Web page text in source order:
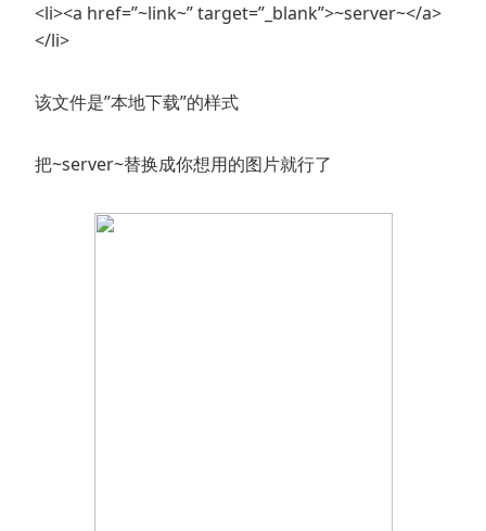
<li><a href=”~link~” target=”_blank”>~server~</a>
</li>
该文件是”本地下载”的样式
把~server~替换成你想用的图片就行了